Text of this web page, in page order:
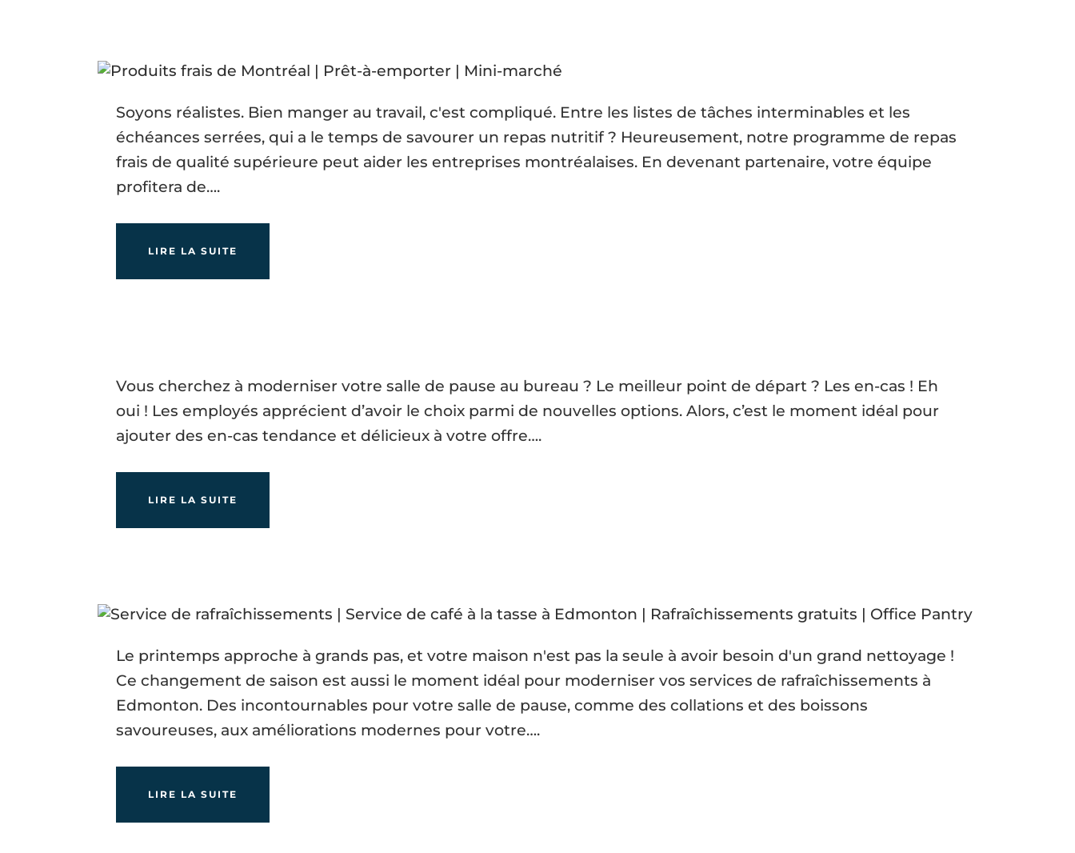
Soyons réalistes. Bien manger au travail, c'est compliqué. Entre les listes de tâches interminables et les
échéances serrées, qui a le temps de savourer un repas nutritif ? Heureusement, notre programme de repas
frais de qualité supérieure peut aider les entreprises montréalaises. En devenant partenaire, votre équipe
profitera de….
LIRE LA SUITE
Vous cherchez à moderniser votre salle de pause au bureau ? Le meilleur point de départ ? Les en-cas ! Eh
oui ! Les employés apprécient d’avoir le choix parmi de nouvelles options. Alors, c’est le moment idéal pour
ajouter des en-cas tendance et délicieux à votre offre….
LIRE LA SUITE
Le printemps approche à grands pas, et votre maison n'est pas la seule à avoir besoin d'un grand nettoyage !
Ce changement de saison est aussi le moment idéal pour moderniser vos services de rafraîchissements à
Edmonton. Des incontournables pour votre salle de pause, comme des collations et des boissons
savoureuses, aux améliorations modernes pour votre….
LIRE LA SUITE